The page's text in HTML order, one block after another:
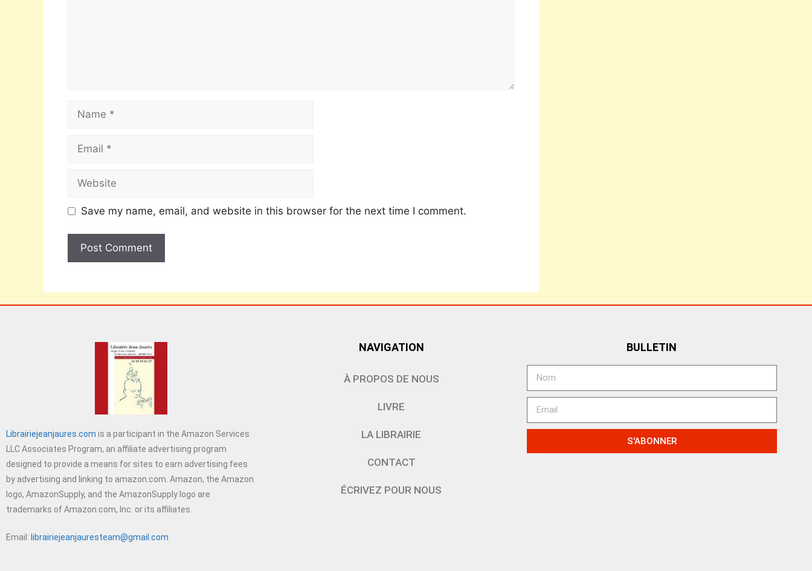
Save my name, email, and website in this browser for the next time I comment.
Librairiejeanjaures.com is a participant in the Amazon Services
LLC Associates Program, an affiliate advertising program
designed to provide a means for sites to earn advertising fees
by advertising and linking to amazon.com. Amazon, the Amazon
logo, AmazonSupply, and the AmazonSupply logo are
trademarks of Amazon.com, Inc. or its affiliates.
Email: librairiejeanjauresteam@gmail.com
NAVIGATION
À PROPOS DE NOUS
LIVRE
LA LIBRAIRIE
CONTACT
ÉCRIVEZ POUR NOUS
BULLETIN
S'ABONNER